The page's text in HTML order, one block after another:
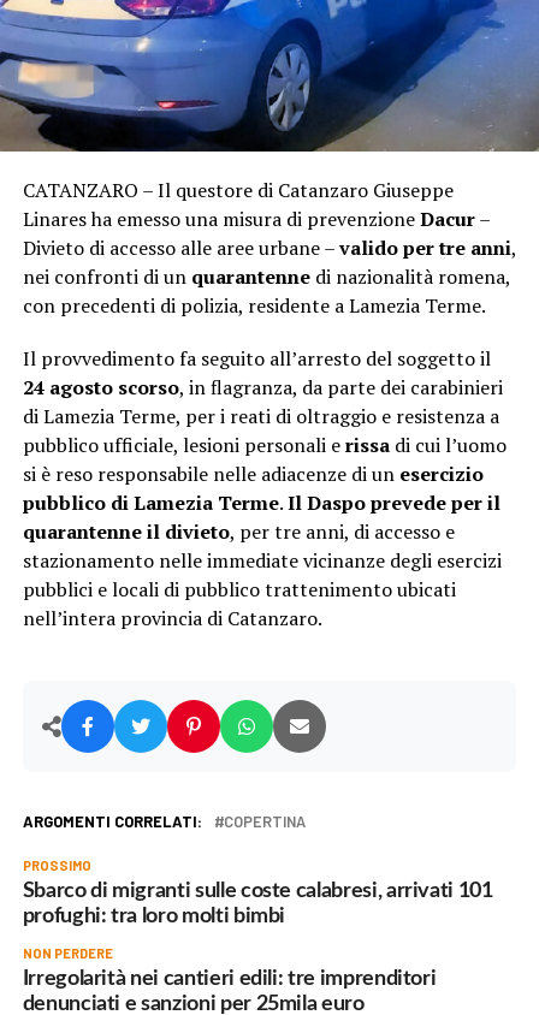
CATANZARO – Il questore di Catanzaro Giuseppe
Linares ha emesso una misura di prevenzioneDacur–
Divieto di accesso alle aree urbane –valido per tre anni,
nei confronti di un quarantennedi nazionalità romena,
con precedenti di polizia, residente a Lamezia Terme.
Il provvedimento fa seguito all’arresto del soggetto il
24 agosto scorso, in flagranza, da parte dei carabinieri
di Lamezia Terme, per i reati di oltraggio e resistenza a
pubblico ufficiale, lesioni personali erissadi cui l’uomo
si è reso responsabile nelle adiacenze di un esercizio
pubblico di Lamezia Terme.Il Daspo prevede per il
quarantenne il divieto, per tre anni, di accesso e
stazionamento nelle immediate vicinanze degli esercizi
pubblici e locali di pubblico trattenimento ubicati
nell’intera provincia di Catanzaro.
ARGOMENTI CORRELATI: COPERTINA
PROSSIMO
Sbarco di migranti sulle coste calabresi, arrivati 101
profughi: tra loro molti bimbi
NON PERDERE
Irregolarità nei cantieri edili: tre imprenditori
denunciati e sanzioni per 25mila euro